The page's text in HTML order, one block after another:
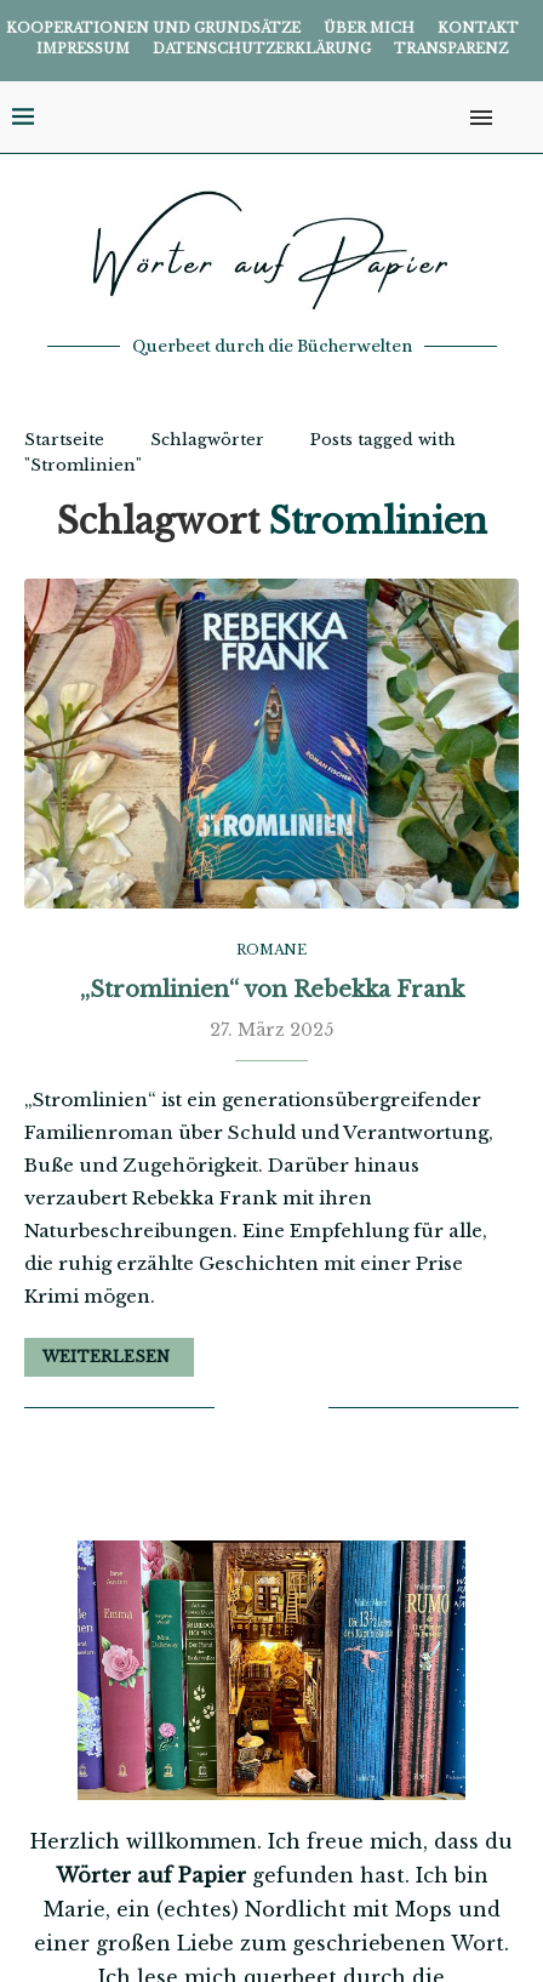
KOOPERATIONEN UND GRUNDSÄTZE ÜBER MICH
KONTAKT
IMPRESSUM
DATENSCHUTZERKLÄRUNG TRANSPARENZ
Querbeet durch die Bücherwelten
Startseite Schlagwörter
Posts tagged with
"Stromlinien"
Schlagwort Stromlinien
ROMANE
„Stromlinien“ von Rebekka Frank
27. März 2025
„Stromlinien“ ist ein generationsübergreifender
Familienroman über Schuld und Verantwortung,
Buße und Zugehörigkeit. Darüber hinaus
verzaubert Rebekka Frank mit ihren
Naturbeschreibungen. Eine Empfehlung für alle,
die ruhig erzählte Geschichten mit einer Prise
Krimi mögen.
WEITERLESEN
Herzlich willkommen. Ich freue mich, dass du
Wörter auf Papiergefunden hast. Ich bin
Marie, ein (echtes) Nordlicht mit Mops und
einer großen Liebe zum geschriebenen Wort.
Ich lese mich querbeet durch die